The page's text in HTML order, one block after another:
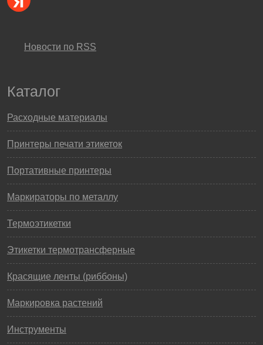
Новости по RSS
Каталог
Расходные материалы
Принтеры печати этикеток
Портативные принтеры
Маркираторы по металлу
Термоэтикетки
Этикетки термотрансферные
Красящие ленты (риббоны)
Маркировка растений
Инструменты